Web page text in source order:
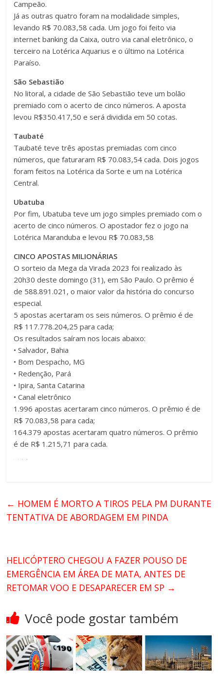
Campeão.
Já as outras quatro foram na modalidade simples,
levando R$ 70.083,58 cada. Um jogo foi feito via
internet banking da Caixa, outro via canal eletrônico, o
terceiro na Lotérica Aquarius e o último na Lotérica
Paraíso.
São Sebastião
No litoral, a cidade de São Sebastião teve um bolão
premiado com o acerto de cinco números. A aposta
levou R$350.417,50 e será dividida em 50 cotas.
Taubaté
Taubaté teve três apostas premiadas com cinco
números, que faturaram R$ 70.083,54 cada. Dois jogos
foram feitos na Lotérica da Sorte e um na Lotérica
Central.
Ubatuba
Por fim, Ubatuba teve um jogo simples premiado com o
acerto de cinco números. O apostador fez o jogo na
Lotérica Maranduba e levou R$ 70.083,58
CINCO APOSTAS MILIONÁRIAS
O sorteio da Mega da Virada 2023 foi realizado às
20h30 deste domingo (31), em São Paulo. O prêmio é
de 588.891.021, o maior valor da história do concurso
especial.
5 apostas acertaram os seis números. O prêmio é de
R$ 117.778.204,25 para cada;
Os resultados saíram nos locais abaixo:
• Salvador, Bahia
• Bom Despacho, MG
• Redenção, Pará
• Ipira, Santa Catarina
• Canal eletrônico
1.996 apostas acertaram cinco números. O prêmio é de
R$ 70.083,58 para cada;
164.379 apostas acertaram quatro números. O prêmio
é de R$ 1.215,71 para cada.
← HOMEM É MORTO A TIROS PELA PM DURANTE
TENTATIVA DE ABORDAGEM EM PINDA
HELICÓPTERO CHEGOU A FAZER POUSO DE
EMERGÊNCIA EM ÁREA DE MATA, ANTES DE
RETOMAR VOO E DESAPARECER EM SP →
Você pode gostar também